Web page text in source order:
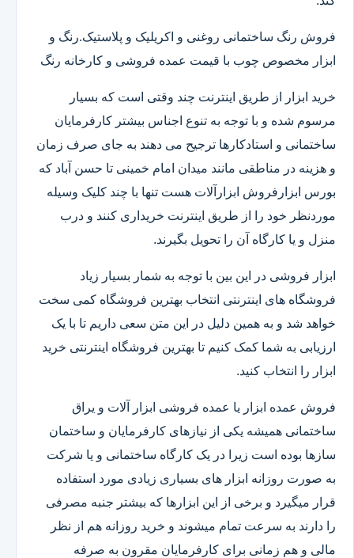
فروش رنگ ساختمانی روغنی و اکریلیک و پلاستیک.رنگ و
ابزار مخصوص چوب با قیمت عمده فروشی و کارخانه رنگ
خرید ابزار از طریق اینترنت چند وقتی است که بسیار
مرسوم شده و با توجه به تنوع اجناس بیشتر کارفرمایان
ساختمانی و استادکارها ترجیح می دهند به جای صرف زمان
و هزینه در مناطقی مانند میدان امام خمینی تا حسن آباد که
بورس ابزارفروش ابزارآلات هست تنها با چند کلیک وسیله
موردنظر خود را از طریق اینترنت خریداری کنند و درب
منزل و یا کارگاه آن را تحویل بگیرند.
ابزار فروشی در این بین با توجه به شمار بسیار زیاد
فروشگاه های اینترنتی انتخاب بهترین فروشگاه کمی سخت
خواهد شد و به همین دلیل در این متن سعی داریم تا با یک
ارزیابی به شما کمک کنیم تا بهترین فروشگاه اینترنتی خرید
ابزار را انتخاب کنید.
فروش عمده ابزار یا عمده فروشی ابزار آلات و یراق
ساختمانی همیشه یکی از نیازهای کارفرمایان و ساختمان
سازها بوده است زیرا در یک کارگاه ساختمانی و یا شرکت
به صورت روزانه ابزار های بسیاری زیادی مورد استفاده
قرار میگیرد و برخی از این ابزارها که بیشتر جنبه مصرفی
را دارند به سرعت تمام میشوند و خرید روزانه هم از نظر
مالی و هم زمانی برای کارفرمایان مقرون به صرفه